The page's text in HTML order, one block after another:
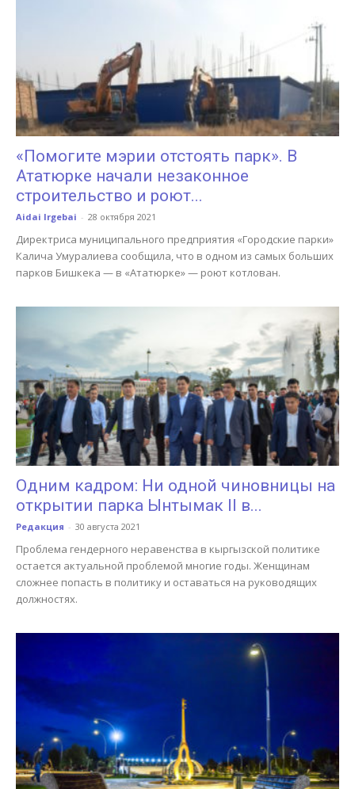
«Помогите мэрии отстоять парк». В
Ататюрке начали незаконное
строительство и роют...
Aidai Irgebai - 28 октября 2021
Директриса муниципального предприятия «Городские парки»
Калича Умуралиева сообщила, что в одном из самых больших
парков Бишкека — в «Ататюрке» — роют котлован.
Одним кадром: Ни одной чиновницы на
открытии парка Ынтымак II в...
Редакция - 30 августа 2021
Проблема гендерного неравенства в кыргызской политике
остается актуальной проблемой многие годы. Женщинам
сложнее попасть в политику и оставаться на руководящих
должностях.